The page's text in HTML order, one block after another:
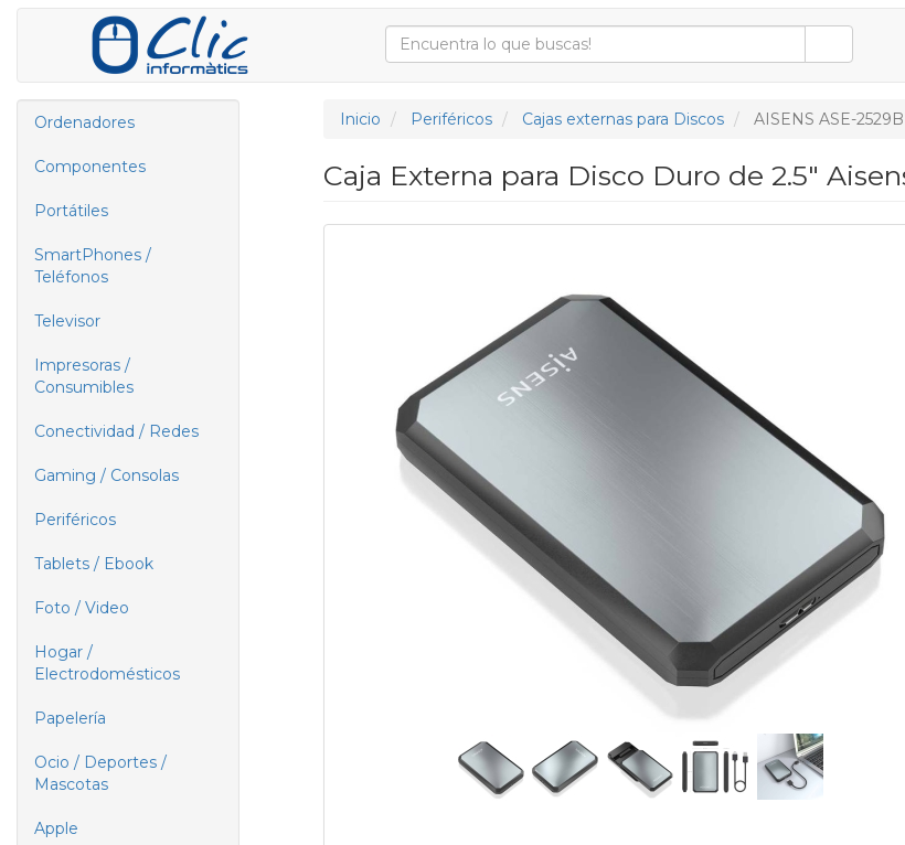
Ordenadores
Componentes
Portátiles
SmartPhones /
Teléfonos
Televisor
Impresoras /
Consumibles
Conectividad / Redes
Gaming / Consolas
Periféricos
Tablets / Ebook
Foto / Video
Hogar /
Electrodomésticos
Papelería
Ocio / Deportes /
Mascotas
Apple
Inicio Periféricos Cajas externas para Discos AISENS ASE-2529B
Caja Externa para Disco Duro de 2.5"